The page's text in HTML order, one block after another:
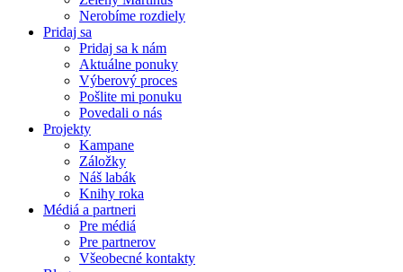
Nerobíme rozdiely
Pridaj sa
Pridaj sa k nám
Aktuálne ponuky
Výberový proces
Pošlite mi ponuku
Povedali o nás
Projekty
Kampane
Záložky
Náš labák
Knihy roka
Médiá a partneri
Pre médiá
Pre partnerov
Všeobecné kontakty